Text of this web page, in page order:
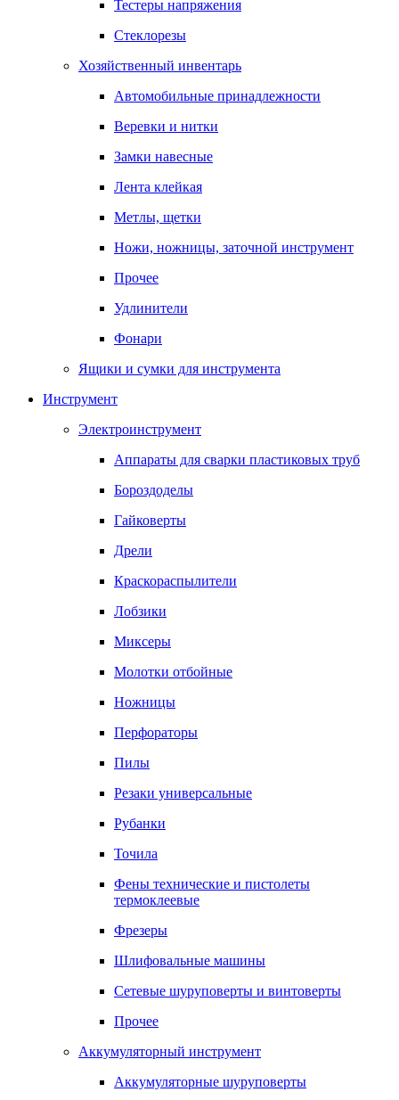
Тестеры напряжения
Стеклорезы
Хозяйственный инвентарь
Автомобильные принадлежности
Веревки и нитки
Замки навесные
Лента клейкая
Метлы, щетки
Ножи, ножницы, заточной инструмент
Прочее
Удлинители
Фонари
Ящики и сумки для инструмента
Инструмент
Электроинструмент
Аппараты для сварки пластиковых труб
Бороздоделы
Гайковерты
Дрели
Краскораспылители
Лобзики
Миксеры
Молотки отбойные
Ножницы
Перфораторы
Пилы
Резаки универсальные
Рубанки
Точила
Фены технические и пистолеты
термоклеевые
Фрезеры
Шлифовальные машины
Сетевые шуруповерты и винтоверты
Прочее
Аккумуляторный инструмент
Аккумуляторные шуруповерты